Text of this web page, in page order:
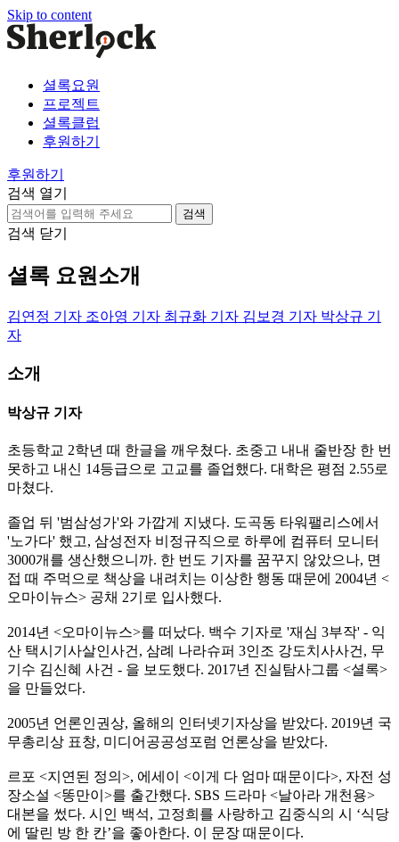
Skip to content
셜록요원
프로젝트
셜록클럽
후원하기
후원하기
검색 열기
검
색:
검색 닫기
셜록 요원소개
김연정 기자 조아영 기자 최규화 기자 김보경 기자 박상규 기
자
소개
박상규 기자
초등학교 2학년 때 한글을 깨우쳤다. 초중고 내내 줄반장 한 번
못하고 내신 14등급으로 고교를 졸업했다. 대학은 평점 2.55로
마쳤다.
졸업 뒤 '범삼성가'와 가깝게 지냈다. 도곡동 타워팰리스에서
'노가다' 했고, 삼성전자 비정규직으로 하루에 컴퓨터 모니터
3000개를 생산했으니까. 한 번도 기자를 꿈꾸지 않았으나, 면
접 때 주먹으로 책상을 내려치는 이상한 행동 때문에 2004년 <
오마이뉴스> 공채 2기로 입사했다.
2014년 <오마이뉴스>를 떠났다. 백수 기자로 '재심 3부작' - 익
산 택시기사살인사건, 삼례 나라슈퍼 3인조 강도치사사건, 무
기수 김신혜 사건 - 을 보도했다. 2017년 진실탐사그룹 <셜록>
을 만들었다.
2005년 언론인권상, 올해의 인터넷기자상을 받았다. 2019년 국
무총리상 표창, 미디어공공성포럼 언론상을 받았다.
르포 <지연된 정의>, 에세이 <이게 다 엄마 때문이다>, 자전 성
장소설 <똥만이>를 출간했다. SBS 드라마 <날아라 개천용>
대본을 썼다. 시인 백석, 고정희를 사랑하고 김중식의 시 ‘식당
에 딸린 방 한 칸’을 좋아한다. 이 문장 때문이다.